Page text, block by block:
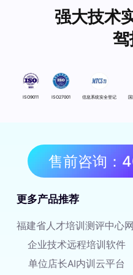
强大技术
ISO9011 ISO27001 信息系统安全登记
售前咨询：
更多产品推荐
福建省人才培训测评中心
企业技术远程培训软件
单位店长AI内训云平台